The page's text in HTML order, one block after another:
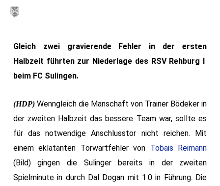
Skip
contentGleich zwei gravierende Fehler in der ersten
Halbzeit führten zur Niederlage des RSV Rehburg I
beim FC Sulingen.
(HDP)Wenngleich die Manschaft von Trainer Bödeker in
der zweiten Halbzeit das bessere Team war, sollte es
für das notwendige Anschlusstor nicht reichen. Mit
einem eklatanten Torwartfehler von Tobais Reimann
(Bild) gingen die Sulinger bereits in der zweiten
Spielminute in durch Dal Dogan mit 1:0 in Führung. Die